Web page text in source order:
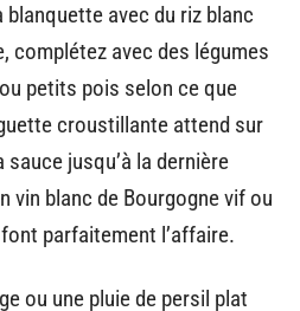
avec du riz blanc
complétez avec des légumes
petits pois selon ce que
croustillante attend sur
jusqu’à la dernière
vin blanc de Bourgogne vif ou
parfaitement l’affaire.
ou une pluie de persil plat